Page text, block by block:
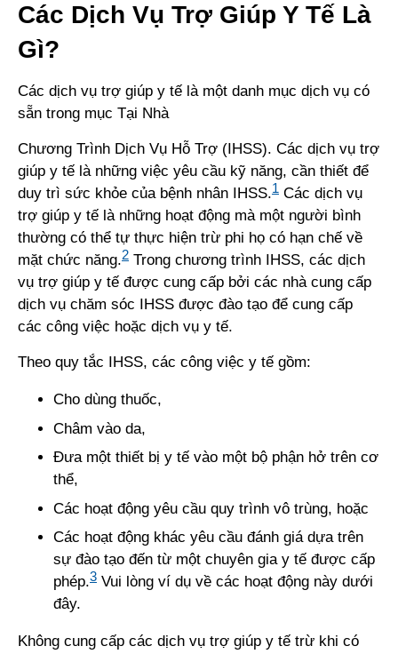
Các Dịch Vụ Trợ Giúp Y Tế Là
Gì?
Các dịch vụ trợ giúp y tế là một danh mục dịch vụ có
sẵn trong mục Tại Nhà
Chương Trình Dịch Vụ Hỗ Trợ (IHSS). Các dịch vụ trợ
giúp y tế là những việc yêu cầu kỹ năng, cần thiết để
duy trì sức khỏe của bệnh nhân IHSS.1 Các dịch vụ
trợ giúp y tế là những hoạt động mà một người bình
thường có thể tự thực hiện trừ phi họ có hạn chế về
mặt chức năng.2 Trong chương trình IHSS, các dịch
vụ trợ giúp y tế được cung cấp bởi các nhà cung cấp
dịch vụ chăm sóc IHSS được đào tạo để cung cấp
các công việc hoặc dịch vụ y tế.
Theo quy tắc IHSS, các công việc y tế gồm:
Cho dùng thuốc,
Châm vào da,
Đưa một thiết bị y tế vào một bộ phận hở trên cơ
thể,
Các hoạt động yêu cầu quy trình vô trùng, hoặc
Các hoạt động khác yêu cầu đánh giá dựa trên
sự đào tạo đến từ một chuyên gia y tế được cấp
phép.3 Vui lòng ví dụ về các hoạt động này dưới
đây.
Không cung cấp các dịch vụ trợ giúp y tế trừ khi có